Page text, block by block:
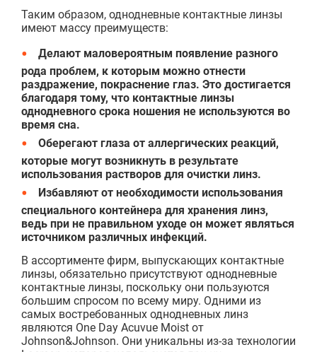
Таким образом, однодневные контактные линзы
имеют массу преимуществ:
Делают маловероятным появление разного
рода проблем, к которым можно отнести
раздражение, покраснение глаз. Это достигается
благодаря тому, что контактные линзы
однодневного срока ношения не используются во
время сна.
Оберегают глаза от аллергических реакций,
которые могут возникнуть в результате
использования растворов для очистки линз.
Избавляют от необходимости использования
специального контейнера для хранения линз,
ведь при не правильном уходе он может являться
источником различных инфекций.
В ассортименте фирм, выпускающих контактные
линзы, обязательно присутствуют однодневные
контактные линзы, поскольку они пользуются
большим спросом по всему миру. Одними из
самых востребованных однодневных линз
являются One Day Acuvue Moist от
Johnson&Johnson. Они уникальны из-за технологии